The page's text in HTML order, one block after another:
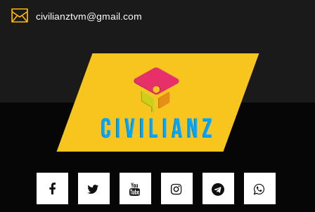
civilianztvm@gmail.com